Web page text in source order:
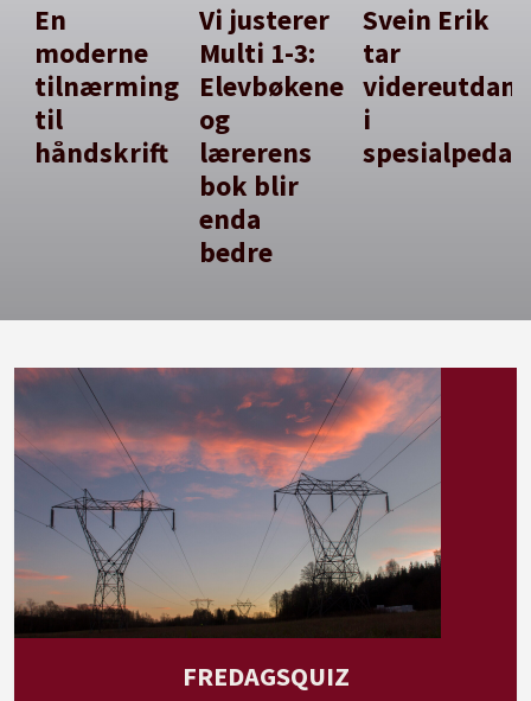
En
moderne
tilnærming
til
håndskrift
Vi justerer
Multi 1-3:
Elevbøkene
og
lærerens
bok blir
enda
bedre
Svein Erik
tar
i
FREDAGSQUIZ